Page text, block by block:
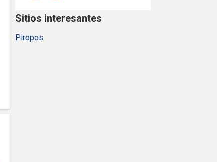
Sitios interesantes
Piropos